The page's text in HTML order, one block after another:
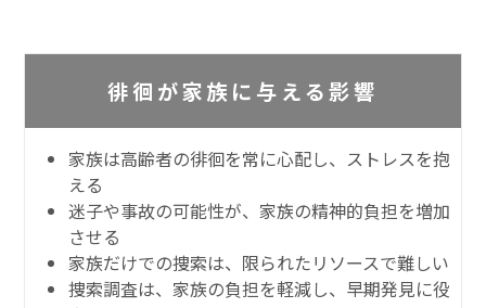
徘徊が家族に与える影響
家族は高齢者の徘徊を常に心配し、ストレスを抱
える
迷子や事故の可能性が、家族の精神的負担を増加
させる
家族だけでの捜索は、限られたリソースで難しい
捜索調査は、家族の負担を軽減し、早期発見に役